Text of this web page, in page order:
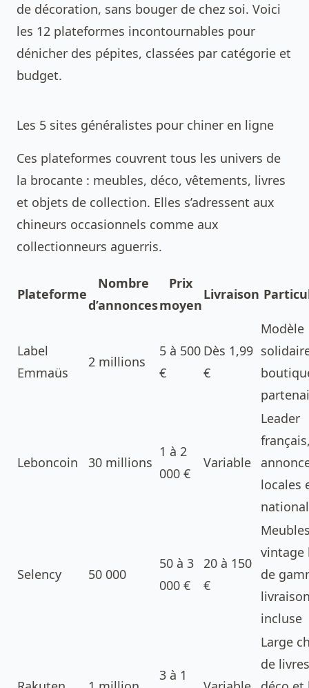
de décoration, sans bouger de chez soi. Voici
les 12 plateformes incontournables pour
dénicher des pépites, classées par catégorie et
budget.
Les 5 sites généralistes pour chiner en ligne
Ces plateformes couvrent tous les univers de
la brocante : meubles, déco, vêtements, livres
et objets de collection. Elles s’adressent aux
chineurs occasionnels comme aux
collectionneurs aguerris.
Plateforme
Nombre
d’annonces
Prix
moyen
Livraison
Label
Emmaüs
2 millions
5 à 500
€
Dès 1,99
€
Modèle
Leboncoin 30 millions
1 à 2
000 €
Variable
Leader
locales
Selency 50 000
50 à 3
000 €
20 à 150
€
vintage
de
incluse
3 à 1
Large
de